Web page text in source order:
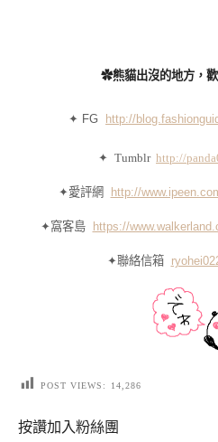
✿熊貓出沒的地方，
✦ FG http://
✦ Tumblr http://
✦愛評網 http://
✦窩客島 https://
✦聯絡信箱
POST VIEWS: 14,286
按讚加入粉絲團